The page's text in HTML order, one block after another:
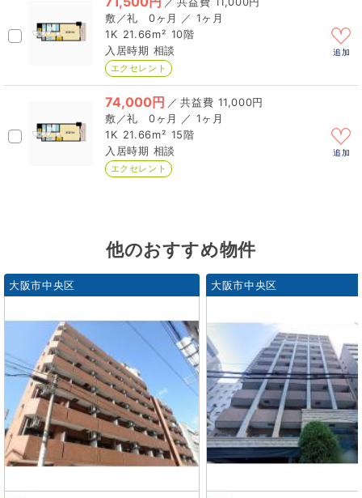
0ヶ月 ／ 1ヶ月
1K 21.66m² 10階
相談
エクセレント
追加
74,000円 ／
11,000円
0ヶ月 ／ 1ヶ月
1K 21.66m² 15階
相談
エクセレント
追加
他のおすすめ物件
大阪市中央区 大阪市中央区